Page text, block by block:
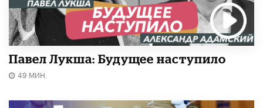
Павел Лукша: Будущее наступило
49 МИН.